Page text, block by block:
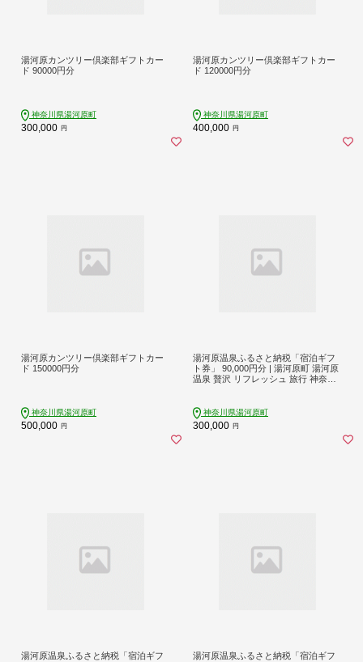
湯河原カンツリー倶楽部ギフトカー
ド 90000円分
神奈川県湯河原町
300,000 円
湯河原カンツリー倶楽部ギフトカー
ド 120000円分
神奈川県湯河原町
400,000 円
湯河原カンツリー倶楽部ギフトカー
ド 150000円分
神奈川県湯河原町
500,000 円
湯河原温泉ふるさと納税「宿泊ギフ
ト券」 90,000円分 | 湯河原町 湯河原
温泉 贅沢 リフレッシュ 旅行 神奈川
神奈川県湯河原町
300,000 円
湯河原温泉ふるさと納税「宿泊ギフ
湯河原温泉ふるさと納税「宿泊ギフ